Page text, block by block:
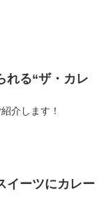
れる“ザ・カレ
介します！
イーツにカレー